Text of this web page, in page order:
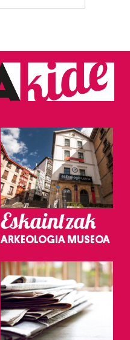
Eskaintzak
ARKEOLOGIA MUSEOA